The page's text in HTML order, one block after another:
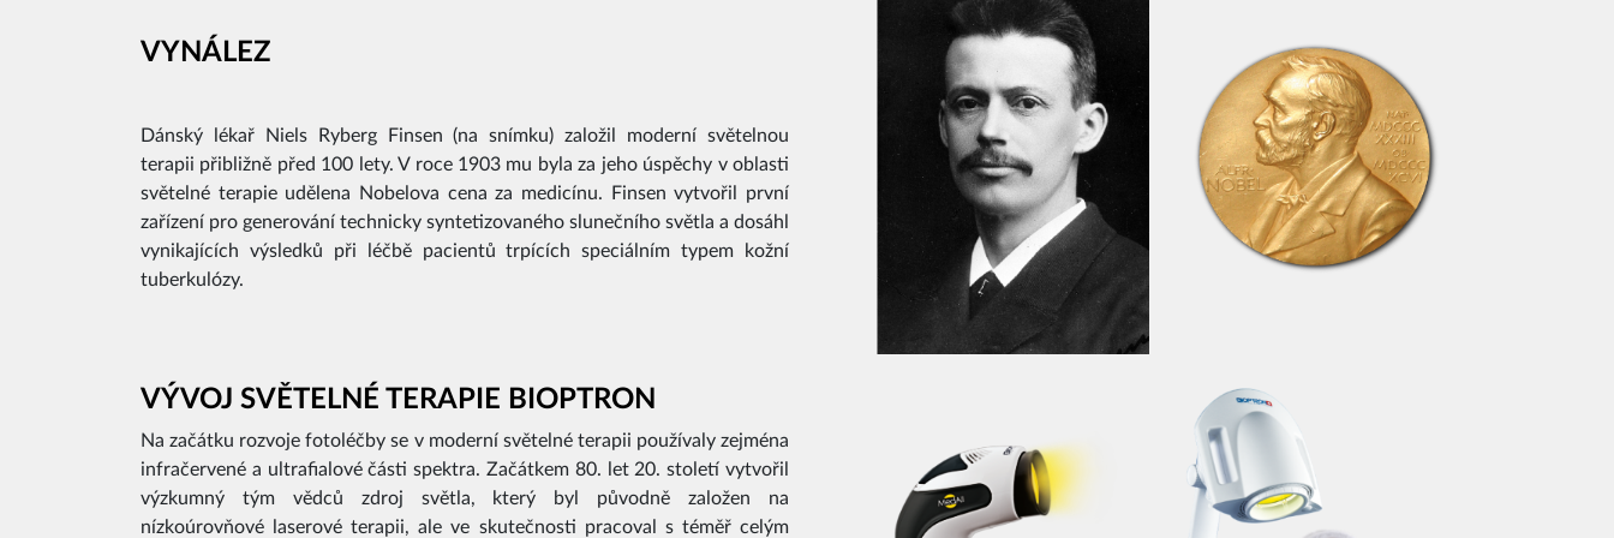
VYNÁLEZ
Dánský lékař Niels Ryberg Finsen (na snímku) založil moderní světelnou
terapii přibližně před 100 lety. V roce 1903 mu byla za jeho úspěchy v oblasti
světelné terapie udělena Nobelova cena za medicínu. Finsen vytvořil první
zařízení pro generování technicky syntetizovaného slunečního světla a dosáhl
vynikajících výsledků při léčbě pacientů trpících speciálním typem kožní
tuberkulózy.
VÝVOJ SVĚTELNÉ TERAPIE BIOPTRON
Na začátku rozvoje fotoléčby se v moderní světelné terapii používaly zejména
infračervené a ultrafialové části spektra. Začátkem 80. let 20. století vytvořil
výzkumný tým vědců zdroj světla, který byl původně založen na
nízkoúrovňové laserové terapii, ale ve skutečnosti pracoval s téměř celým